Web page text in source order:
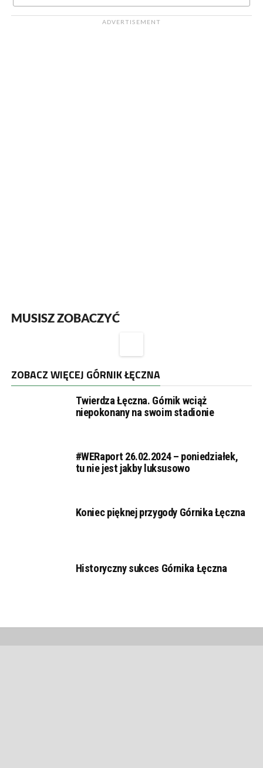
ADVERTISEMENT
MUSISZ ZOBACZYĆ
ZOBACZ WIĘCEJ GÓRNIK ŁĘCZNA
Twierdza Łęczna. Górnik wciąż
niepokonany na swoim stadionie
#WERaport 26.02.2024 – poniedziałek,
tu nie jest jakby luksusowo
Koniec pięknej przygody Górnika Łęczna
Historyczny sukces Górnika Łęczna